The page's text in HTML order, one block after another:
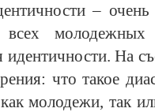
–
всех молодежных
идентичности. На
что такое
молодежи, так